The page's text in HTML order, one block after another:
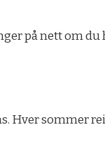
på nett om du
sommer